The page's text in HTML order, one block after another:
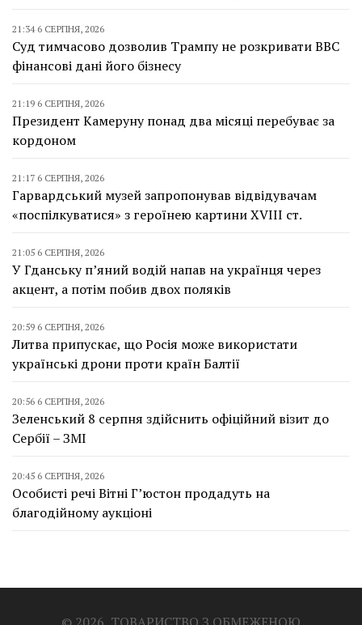
21:34 6 СЕРПНЯ, 2026
Суд тимчасово дозволив Трампу не розкривати BBC
фінансові дані його бізнесу
21:19 6 СЕРПНЯ, 2026
Президент Камеруну понад два місяці перебуває за
кордоном
21:17 6 СЕРПНЯ, 2026
Гарвардський музей запропонував відвідувачам
«поспілкуватися» з героїнею картини XVIII ст.
21:05 6 СЕРПНЯ, 2026
У Гданську п’яний водій напав на українця через
акцент, а потім побив двох поляків
20:59 6 СЕРПНЯ, 2026
Литва припускає, що Росія може використати
українські дрони проти країн Балтії
20:56 6 СЕРПНЯ, 2026
Зеленський 8 серпня здійснить офіційний візит до
Сербії – ЗМІ
20:45 6 СЕРПНЯ, 2026
Особисті речі Вітні Г’юстон продадуть на
благодійному аукціоні